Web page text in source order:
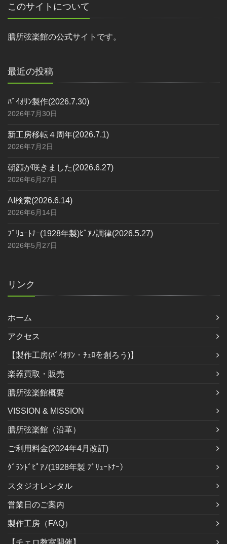
このサイトについて
膳所弦楽館の公式サイトです。
最近の投稿
ﾊﾞｲｵﾘﾝ製作(2026.7.30)
2026年7月30日
新工房移転４周年(2026.7.1)
2026年7月2日
朝顔が咲きました(2026.6.27)
2026年6月27日
AI検索(2026.6.14)
2026年6月14日
ﾌﾞﾘｭｰﾄﾅｰ(1928年製)ﾋﾟｱﾉ調律(2026.5.27)
2026年5月27日
リンク
ホーム
アクセス
【製作工房(ﾊﾞｲｵﾘﾝ・ﾁｪﾛを創ろう)】
楽器買取・販売
膳所弦楽館概要
VISSION & MISSION
膳所弦楽館（沿革）
ご利用料金(2024年4月改訂)
ｸﾞﾗﾝﾄﾞﾋﾟｱﾉ(1928年製 ﾌﾞﾘｭｰﾄﾅｰ）
スタジオレンタル
営業日のご案内
製作工房（FAQ）
【チェロ教室開催】